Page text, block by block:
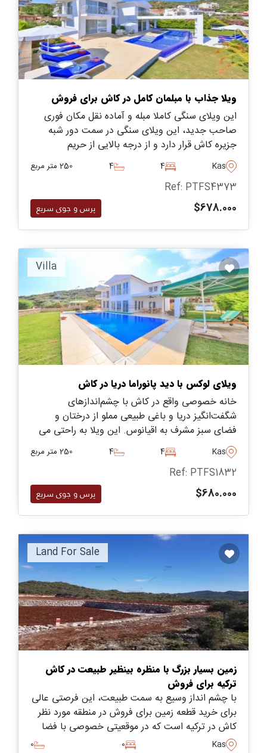
ویلا جذاب با مبلمان کامل در کاش برای فروش
این ویلای سنگی کاملا مبله و آماده نقل مکان فوری
صاحب جدید، این ویلای سنگی در سمت دور شبه
جزیره کاش قرار دارد و از درجه بالایی از حریم
خصوصی برای افرادی که به دنبال فرار به منطقه ای
آرام در ترکیه هستند، برخوردار است.
Kas
4
4 250 متر مربع
Ref: PTFS4373
$678.000 پرس و جوی سریع
Villa
ویلای لوکس با دید پانوراما دریا در کاش
خانه خصوصی واقع در کاش با چشم‌اندازهای
شگفت‌انگیز دریا و باغی طبیعی مملو از درختان و
فضای سبز مشرف به اقیانوس. این ویلا به راحتی می
تواند تا ۱۰ نفر را برای تعطیلات طولانی در ترکیه در خود
جای دهد.
Kas
4
4 250 متر مربع
Ref: PTFS1832
$680.000 پرس و جوی سریع
Land For Sale
زمین بسیار بزرگ با منظره بینظیر طبیعت در کاش
ترکیه برای فروش
با چشم انداز وسیع به سمت طبیعت، این فرصتی عالی
برای خرید قطعه زمین برای فروش در منطقه مورد نظر
کاش در ترکیه است که در موقعیتی خصوصی با فضا
برای ساخت خانه بزرگ چهار یا پنج خوابه قرار دارد.
Kas
0
0